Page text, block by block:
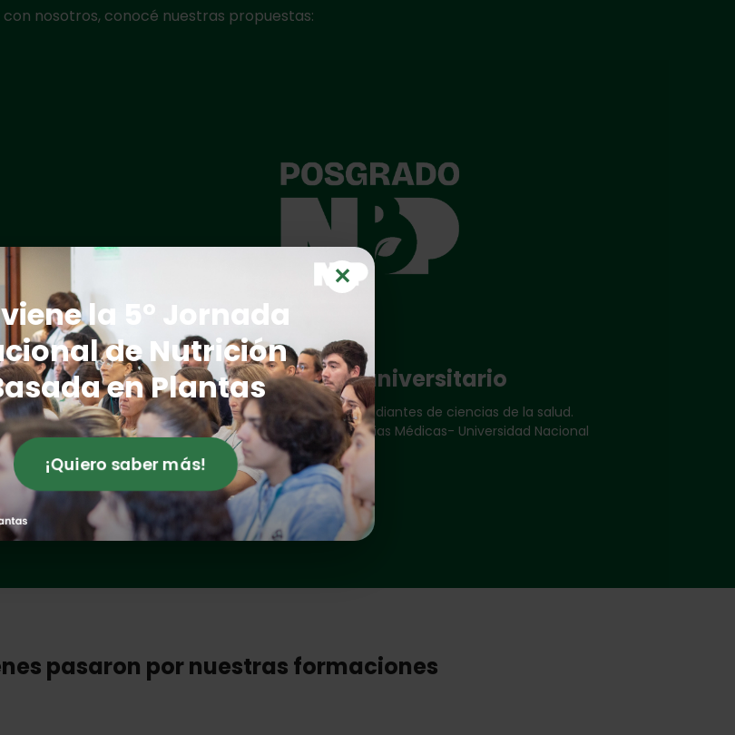
nosotros, conocé nuestras propuestas:
mesa
definitivo
alimentación
se
Curso de posgrado universitario
Formación para profesionales y estudiantes de ciencias de la salud.
Certificada por la Facultad de Ciencias Médicas- Universidad Nacional
+ Información
pasaron por nuestras formaciones
✕
viene la 5° Jornada
de Nutrición
en Plantas
¡Quiero saber más!